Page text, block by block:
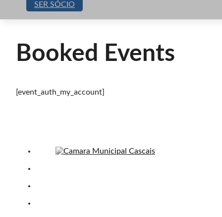
SER SÓCIO
Booked Events
[event_auth_my_account]